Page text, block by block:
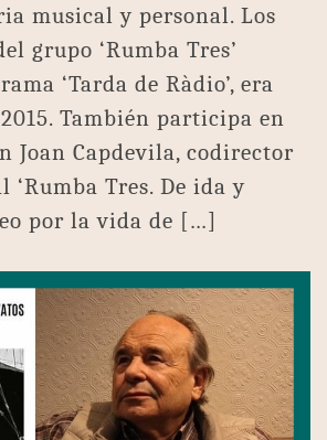
musical y personal. Los
grupo ‘Rumba Tres’
‘Tarda de Ràdio’, era
También participa en
Joan Capdevila, codirector
‘Rumba Tres. De ida y
por la vida de […]